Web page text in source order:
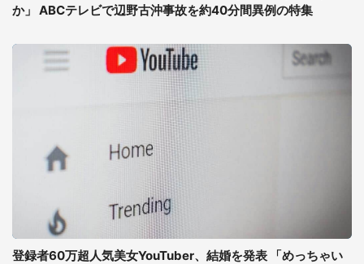
か」 ABCテレビで辺野古沖事故を約40分間異例の特集
登録者60万超人気美女YouTuber、結婚を発表 「めっちゃい